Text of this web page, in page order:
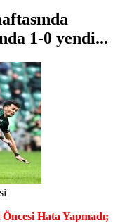
1-0 yendi...
Hata Yapmadı;